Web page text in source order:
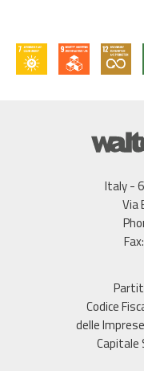
Italy -
Via
Codice
delle
Capitale